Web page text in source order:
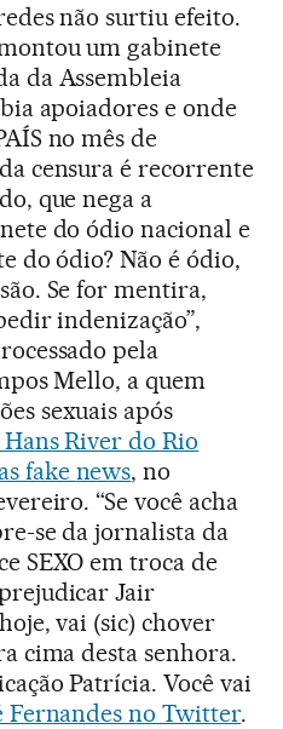
não surtiu efeito.
um gabinete
da Assembleia
apoiadores e onde
no mês de
censura é recorrente
que nega a
do ódio nacional e
do ódio? Não é ódio,
Se for mentira,
indenização”,
pela
Mello, a quem
sexuais após
River do Rio
fake news, no
“Se você acha
se da jornalista da
SEXO em troca de
Jair
vai (sic) chover
cima desta senhora.
Patrícia. Você vai
Fernandes no Twitter.